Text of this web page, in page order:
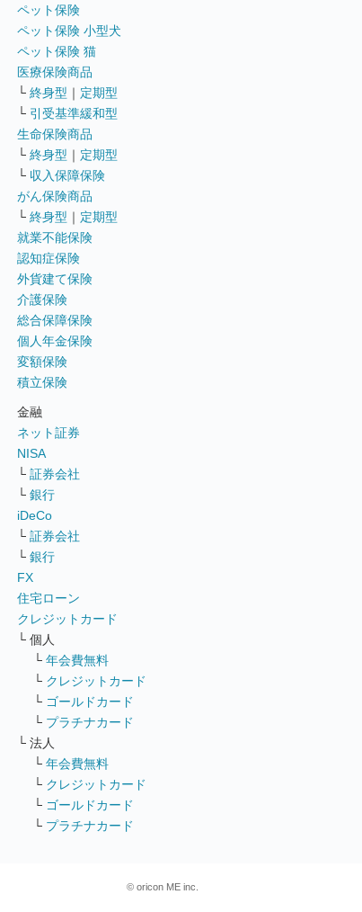
ペット保険
ペット保険 小型犬
ペット保険 猫
医療保険商品
└ 終身型 ｜ 定期型
└ 引受基準緩和型
生命保険商品
└ 終身型 ｜ 定期型
└ 収入保障保険
がん保険商品
└ 終身型 ｜ 定期型
就業不能保険
認知症保険
外貨建て保険
介護保険
総合保障保険
個人年金保険
変額保険
積立保険
金融
ネット証券
NISA
└ 証券会社
└ 銀行
iDeCo
└ 証券会社
└ 銀行
FX
住宅ローン
クレジットカード
└ 個人
└ 年会費無料
└ クレジットカード
└ ゴールドカード
└ プラチナカード
└ 法人
└ 年会費無料
└ クレジットカード
└ ゴールドカード
└ プラチナカード
© oricon ME inc.